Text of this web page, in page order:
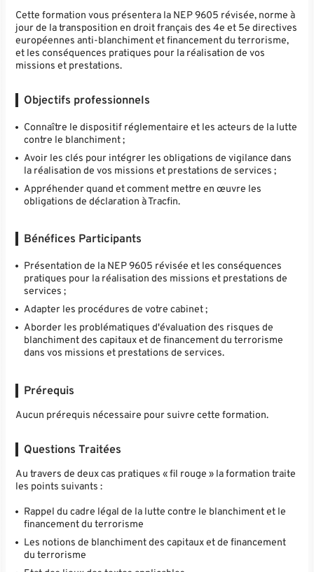
Cette formation vous présentera la NEP 9605 révisée, norme à
jour de la transposition en droit français des 4e et 5e directives
européennes anti-blanchiment et financement du terrorisme,
et les conséquences pratiques pour la réalisation de vos
missions et prestations.
Objectifs professionnels
Connaître le dispositif réglementaire et les acteurs de la lutte
contre le blanchiment ;
Avoir les clés pour intégrer les obligations de vigilance dans
la réalisation de vos missions et prestations de services ;
Appréhender quand et comment mettre en œuvre les
obligations de déclaration à Tracfin.
Bénéfices Participants
Présentation de la NEP 9605 révisée et les conséquences
pratiques pour la réalisation des missions et prestations de
services ;
Adapter les procédures de votre cabinet ;
Aborder les problématiques d'évaluation des risques de
blanchiment des capitaux et de financement du terrorisme
dans vos missions et prestations de services.
Prérequis
Aucun prérequis nécessaire pour suivre cette formation.
Questions Traitées
Au travers de deux cas pratiques « fil rouge » la formation traite
les points suivants :
Rappel du cadre légal de la lutte contre le blanchiment et le
financement du terrorisme
Les notions de blanchiment des capitaux et de financement
du terrorisme